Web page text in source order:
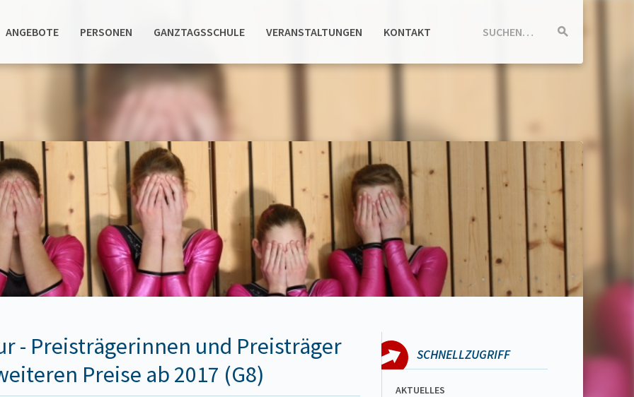
SUCHEN…
Suche
ANGEBOTE PERSONEN GANZTAGSSCHULE VERANSTALTUNGEN KONTAKT
- Preisträgerinnen und Preisträger
Preise ab 2017 (G8)
SCHNELLZUGRIFF
AKTUELLES